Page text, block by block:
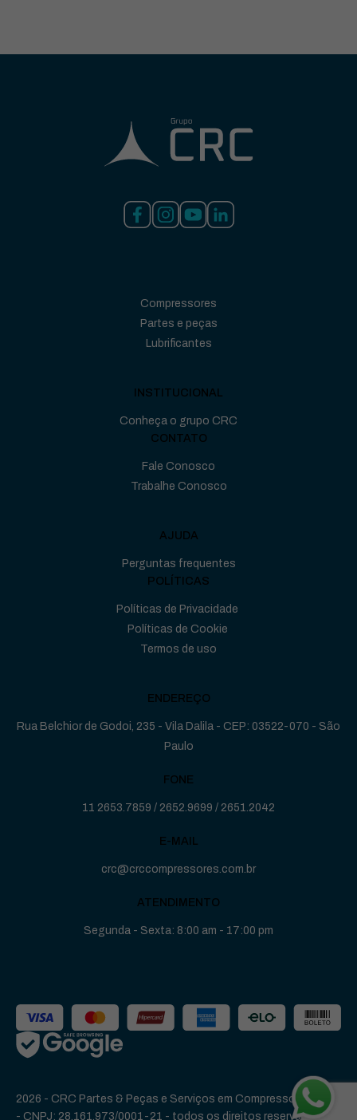
Compressores
Partes e peças
Lubrificantes
INSTITUCIONAL
Conheça o grupo CRC
CONTATO
Fale Conosco
Trabalhe Conosco
AJUDA
Perguntas frequentes
POLÍTICAS
Políticas de Privacidade
Políticas de Cookie
Termos de uso
ENDEREÇO
Rua Belchior de Godoi, 235 - Vila Dalila - CEP: 03522-070 - São
Paulo
FONE
11 2653.7859 / 2652.9699 / 2651.2042
E-MAIL
crc@crccompressores.com.br
ATENDIMENTO
Segunda - Sexta: 8:00 am - 17:00 pm
2026 - CRC Partes & Peças e Serviços em Compressores Ltda
- CNPJ: 28.161.973/0001-21 - todos os direitos reservados